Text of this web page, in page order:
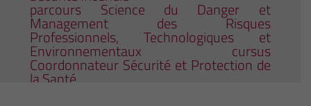
parcours Science du Danger et
Management des Risques
Professionnels, Technologiques et
Environnementaux cursus
Coordonnateur Sécurité et Protection de
la Santé